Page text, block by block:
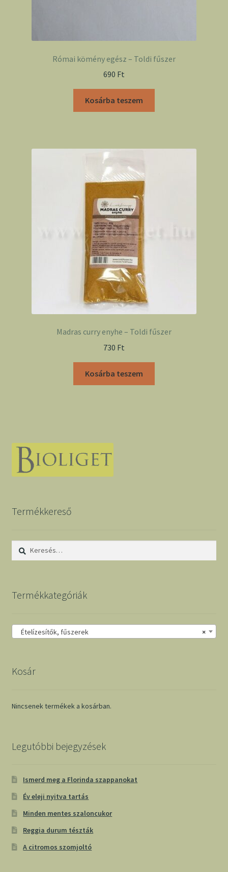
Római kömény egész – Toldi fűszer
690 Ft
Kosárba teszem
Madras curry enyhe – Toldi fűszer
730 Ft
Kosárba teszem
Termékkereső
Keresés:
Termékkategóriák
×
Ételízesítők, fűszerek
Kosár
Nincsenek termékek a kosárban.
Legutóbbi bejegyzések
Ismerd meg a Florinda szappanokat
Év eleji nyitva tartás
Minden mentes szaloncukor
Reggia durum tészták
A citromos szomjoltó